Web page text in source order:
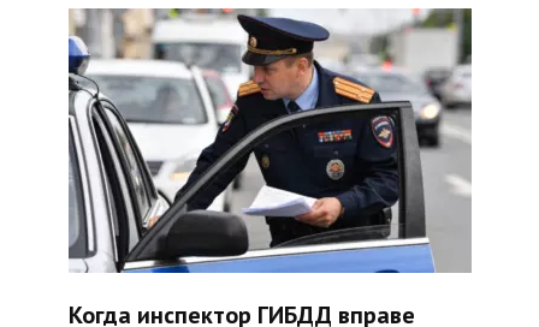
Когда инспектор ГИБДД вправе